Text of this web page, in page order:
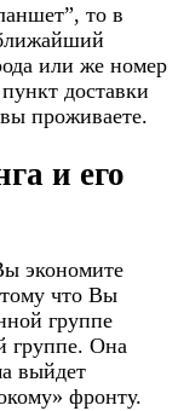
то в
или же номер
доставки
проживаете.
и его
экономите
что Вы
группе
группе. Она
выйдет
фронту.